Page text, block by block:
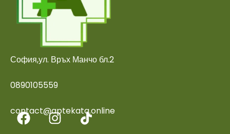
София,ул. Връх Манчо бл.2
0890105559
contact@aptekata.online